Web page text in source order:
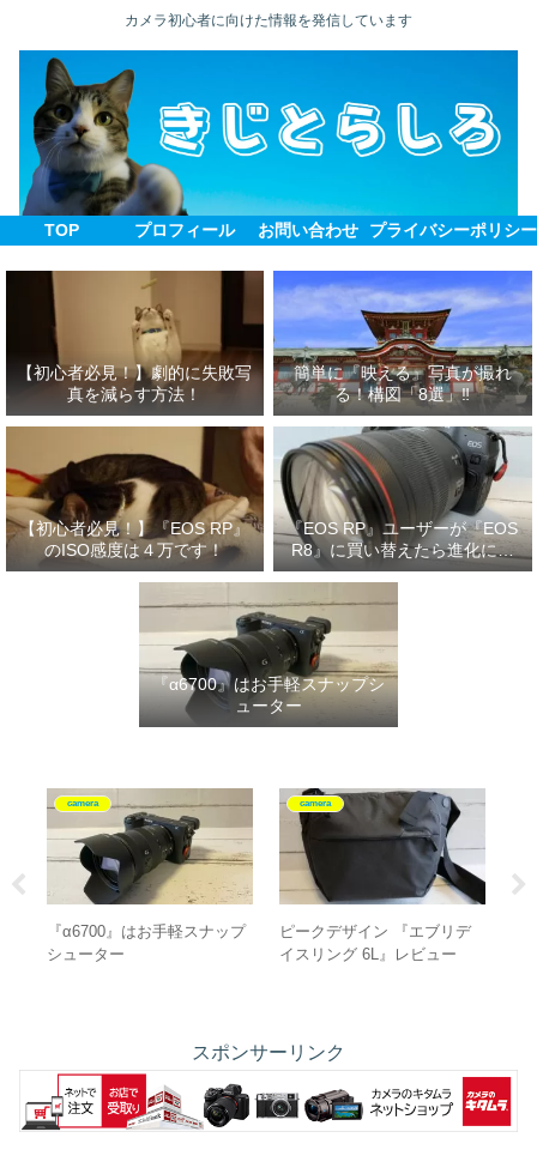
カメラ初心者に向けた情報を発信しています
TOP プロフィール お問い合わせ プライバシーポリシー
【初心者必見！】劇的に失敗写
真を減らす方法！
簡単に『映える』写真が撮れ
る！構図「8選」‼
【初心者必見！】『EOS RP』
のISO感度は４万です！
『EOS RP』ユーザーが『EOS
R8』に買い替えたら進化に驚
いた‼
『α6700』はお手軽スナップシ
ューター
camera
【初心者必見！】『EOS
RP』のISO感度は４万です！
camera
EOS RPユーザーのRF24-
105mm F4 L IS USMレビュ
スポンサーリンク